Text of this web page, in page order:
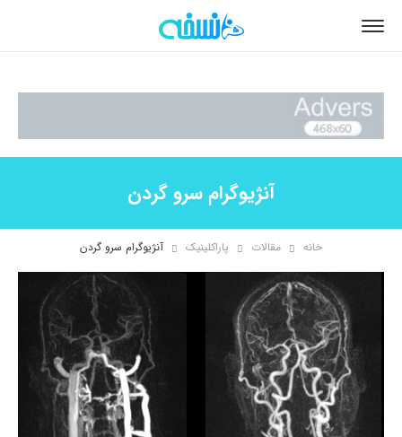
آنژیوگرام سرو گردن
خانه مقالات پاراکلینیک آنژیوگرام سرو گردن